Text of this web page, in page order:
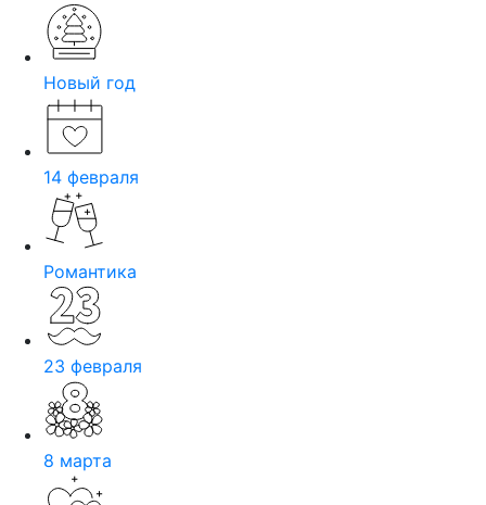
Новый год
14 февраля
Романтика
23 февраля
8 марта